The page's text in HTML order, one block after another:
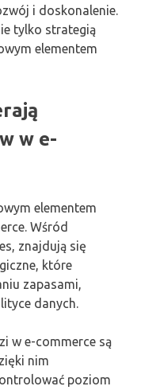
i doskonalenie.
tylko strategią
elementem
w e-
elementem
Wśród
znajdują się
które
zapasami,
danych.
w e-commerce są
nim
poziom